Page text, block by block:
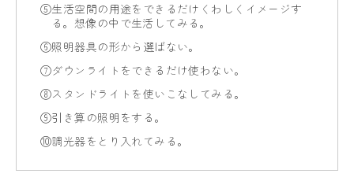
⑤生活空間の用途をできるだけくわしくイメージす
る。想像の中で生活してみる。
⑥照明器具の形から選ばない。
⑦ダウンライトをできるだけ使わない。
⑧スタンドライトを使いこなしてみる。
⑨引き算の照明をする。
⑩調光器をとり入れてみる。